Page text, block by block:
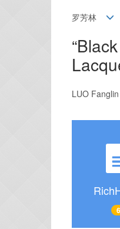
罗芳林
LUO
6